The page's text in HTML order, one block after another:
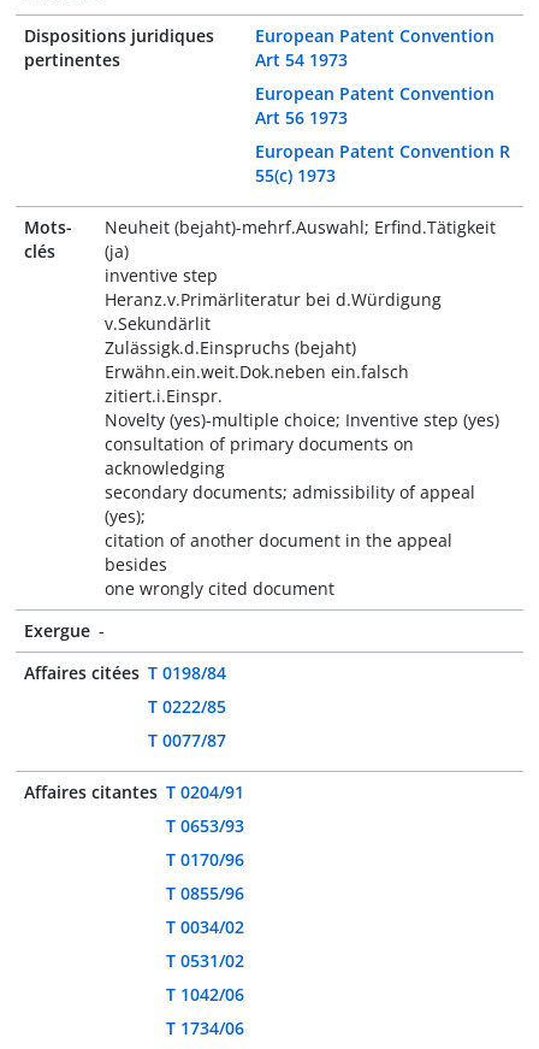
Dispositions juridiques
pertinentes
European Patent Convention
Art 54 1973
European Patent Convention
Art 56 1973
European Patent Convention R
55(c) 1973
Mots-
clés
Neuheit (bejaht)-mehrf.Auswahl; Erfind.Tätigkeit
(ja)
inventive step
Heranz.v.Primärliteratur bei d.Würdigung
v.Sekundärlit
Zulässigk.d.Einspruchs (bejaht)
Erwähn.ein.weit.Dok.neben ein.falsch
zitiert.i.Einspr.
Novelty (yes)-multiple choice; Inventive step (yes)
consultation of primary documents on
acknowledging
secondary documents; admissibility of appeal
(yes);
citation of another document in the appeal
besides
one wrongly cited document
Exergue -
Affaires citées T 0198/84
T 0222/85
T 0077/87
Affaires citantes T 0204/91
T 0653/93
T 0170/96
T 0855/96
T 0034/02
T 0531/02
T 1042/06
T 1734/06